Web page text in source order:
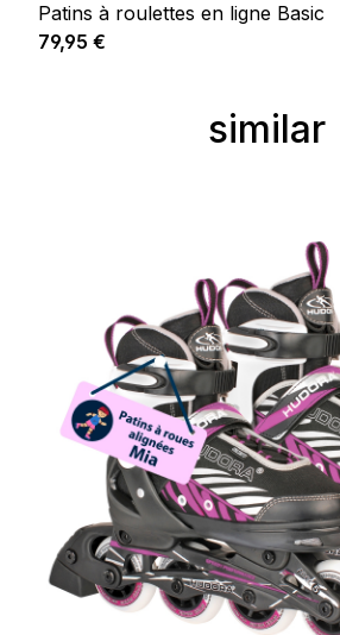
Patins à roulettes en ligne Basic
Prix régulier :
79,95 €
Ignorer la galerie de produits
similar